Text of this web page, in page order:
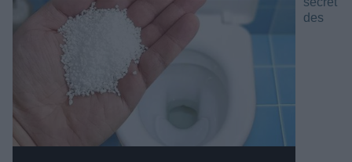
des